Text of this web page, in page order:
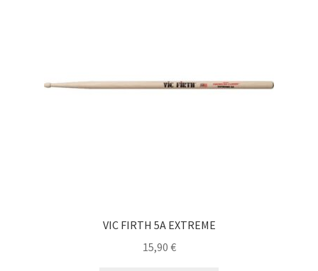
VIC FIRTH 5A EXTREME
15,90 €